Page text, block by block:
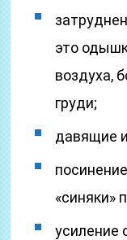
это
воздуха,
груди;
давящие
«синяки»
усиление